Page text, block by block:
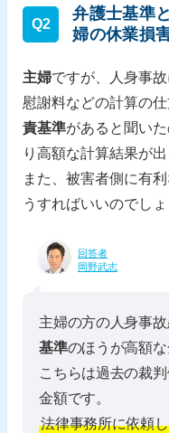
Q2
弁護士基準
婦の休業損
主婦ですが、人身事故
慰謝料などの計算の
責基準があると聞い
り高額な計算結果が
また、被害者側に有
うすればいいのでしょ
回答者
岡野武志
主婦の方の人身事
基準のほうが高額な
こちらは過去の裁
金額です。
法律事務所に依頼